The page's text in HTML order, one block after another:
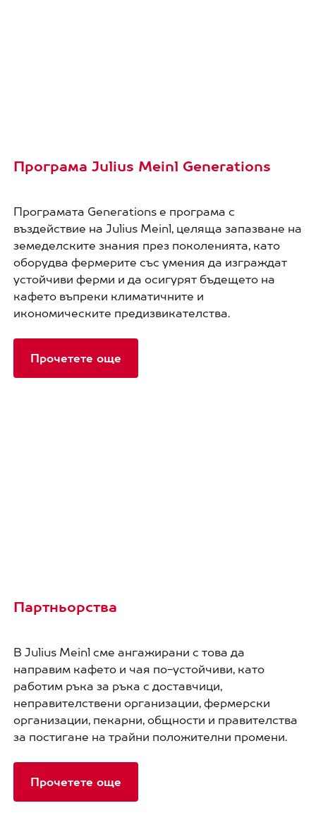
Програма Julius Meinl Generations
Програмата Generations е програма с
въздействие на Julius Meinl, целяща запазване на
земеделските знания през поколенията, като
оборудва фермерите със умения да изграждат
устойчиви ферми и да осигурят бъдещето на
кафето въпреки климатичните и
икономическите предизвикателства.
Прочетете още
Партньорства
В Julius Meinl сме ангажирани с това да
направим кафето и чая по-устойчиви, като
работим ръка за ръка с доставчици,
неправителствени организации, фермерски
организации, пекарни, общности и правителства
за постигане на трайни положителни промени.
Прочетете още